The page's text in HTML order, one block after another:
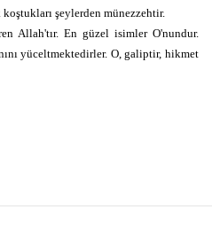
şeylerden münezzehtir.
Allah'tır. En güzel isimler O'nundur.
yüceltmektedirler. O, galiptir, hikmet